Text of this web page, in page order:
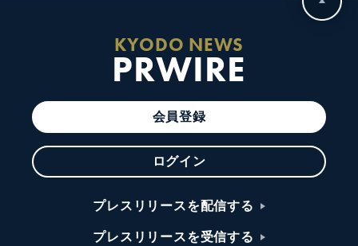
KYODO NEWS
PRWIRE
会員登録
ログイン
プレスリリースを配信する
プレスリリースを受信する